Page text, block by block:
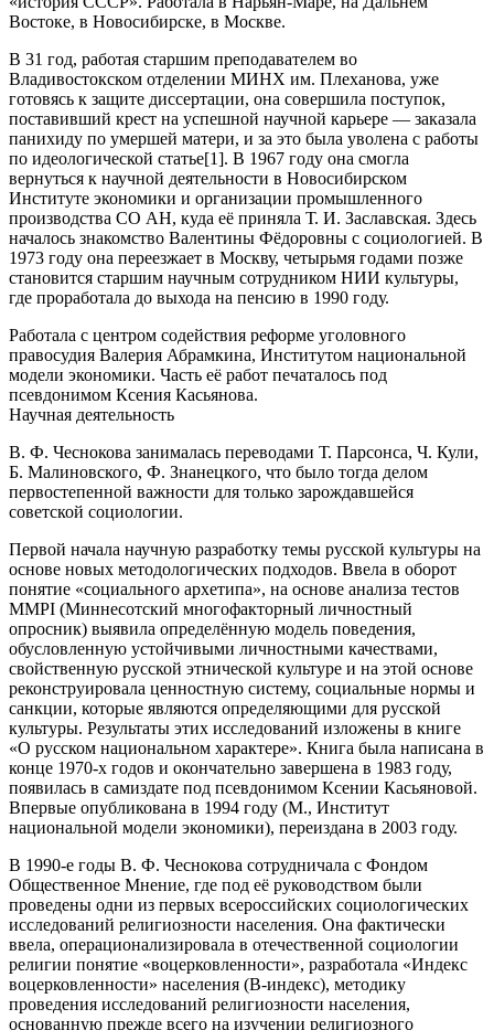
Востоке, в Новосибирске, в Москве.
В 31 год, работая старшим преподавателем во
Владивостокском отделении МИНХ им. Плеханова, уже
готовясь к защите диссертации, она совершила поступок,
поставивший крест на успешной научной карьере — заказала
панихиду по умершей матери, и за это была уволена с работы
по идеологической статье[1]. В 1967 году она смогла
вернуться к научной деятельности в Новосибирском
Институте экономики и организации промышленного
производства СО АН, куда её приняла Т. И. Заславская. Здесь
началось знакомство Валентины Фёдоровны с социологией. В
1973 году она переезжает в Москву, четырьмя годами позже
становится старшим научным сотрудником НИИ культуры,
где проработала до выхода на пенсию в 1990 году.
Работала с центром содействия реформе уголовного
правосудия Валерия Абрамкина, Институтом национальной
модели экономики. Часть её работ печаталось под
псевдонимом Ксения Касьянова.
Научная деятельность
В. Ф. Чеснокова занималась переводами Т. Парсонса, Ч. Кули,
Б. Малиновского, Ф. Знанецкого, что было тогда делом
первостепенной важности для только зарождавшейся
советской социологии.
Первой начала научную разработку темы русской культуры на
основе новых методологических подходов. Ввела в оборот
понятие «социального архетипа», на основе анализа тестов
MMPI (Миннесотский многофакторный личностный
опросник) выявила определённую модель поведения,
обусловленную устойчивыми личностными качествами,
свойственную русской этнической культуре и на этой основе
реконструировала ценностную систему, социальные нормы и
санкции, которые являются определяющими для русской
культуры. Результаты этих исследований изложены в книге
«О русском национальном характере». Книга была написана в
конце 1970-х годов и окончательно завершена в 1983 году,
появилась в самиздате под псевдонимом Ксении Касьяновой.
Впервые опубликована в 1994 году (М., Институт
национальной модели экономики), переиздана в 2003 году.
В 1990-е годы В. Ф. Чеснокова сотрудничала с Фондом
Общественное Мнение, где под её руководством были
проведены одни из первых всероссийских социологических
исследований религиозности населения. Она фактически
ввела, операционализировала в отечественной социологии
религии понятие «воцерковленности», разработала «Индекс
воцерковленности» населения (В-индекс), методику
проведения исследований религиозности населения,
основанную прежде всего на изучении религиозного